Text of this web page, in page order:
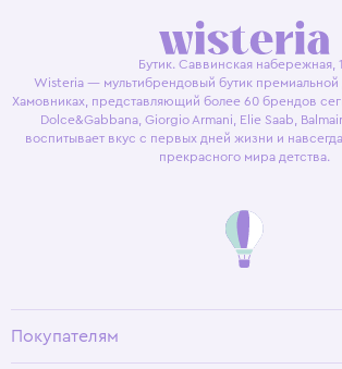
Бутик. Саввинская набережная,
Wisteria — мультибрендовый бутик
Хамовниках, представляющий более 60 брендов
Dolce&Gabbana, Giorgio Armani, Elie Saab,
воспитывает вкус с первых дней жизни и
прекрасного мира детства.
Покупателям